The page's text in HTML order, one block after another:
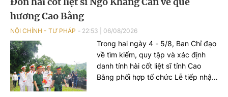
để phát triển năng lực sản xuất
hương Cao Bằng
NỘI CHÍNH - TƯ PHÁP 22:53 06/08/2026
Trong hai ngày 4 - 5/8, Ban Chỉ đạo
về tìm kiếm, quy tập và xác định
danh tính hài cốt liệt sĩ tỉnh Cao
Bằng phối hợp tổ chức Lễ tiếp nhận